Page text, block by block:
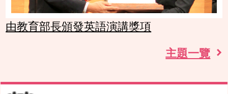
由教育部長頒發英語演講獎項
主題一覽